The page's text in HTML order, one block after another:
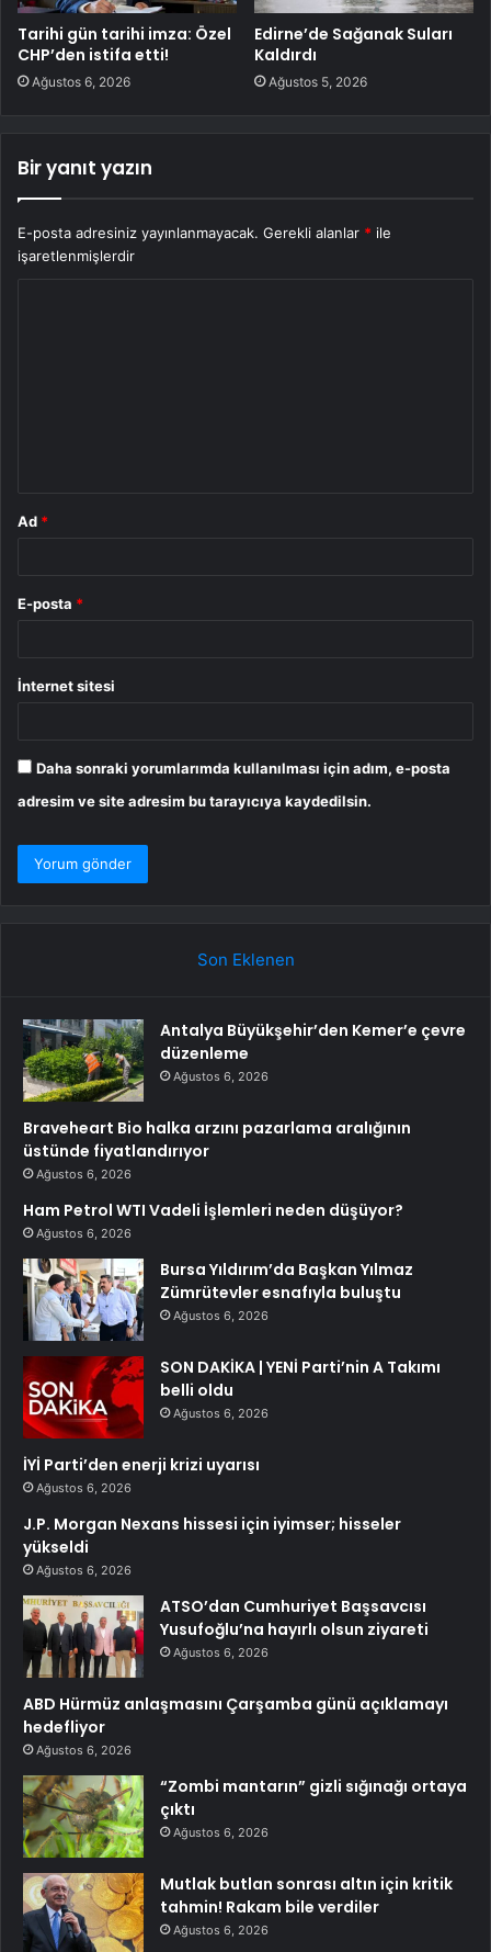
Tarihi gün tarihi imza: Özel
CHP’den istifa etti!
Ağustos 6, 2026
Edirne’de Sağanak Suları
Kaldırdı
Ağustos 5, 2026
Bir yanıt yazın
E-posta adresiniz yayınlanmayacak. Gerekli alanlar * ile
işaretlenmişlerdir
Ad *
E-posta *
İnternet sitesi
Daha sonraki yorumlarımda kullanılması için adım, e-posta
adresim ve site adresim bu tarayıcıya kaydedilsin.
Son Eklenen
Antalya Büyükşehir’den Kemer’e çevre
düzenleme
Ağustos 6, 2026
Braveheart Bio halka arzını pazarlama aralığının
üstünde fiyatlandırıyor
Ağustos 6, 2026
Ham Petrol WTI Vadeli İşlemleri neden düşüyor?
Ağustos 6, 2026
Bursa Yıldırım’da Başkan Yılmaz
Zümrütevler esnafıyla buluştu
Ağustos 6, 2026
SON DAKİKA | YENİ Parti’nin A Takımı
belli oldu
Ağustos 6, 2026
İYİ Parti’den enerji krizi uyarısı
Ağustos 6, 2026
J.P. Morgan Nexans hissesi için iyimser; hisseler
yükseldi
Ağustos 6, 2026
ATSO’dan Cumhuriyet Başsavcısı
Yusufoğlu’na hayırlı olsun ziyareti
Ağustos 6, 2026
ABD Hürmüz anlaşmasını Çarşamba günü açıklamayı
hedefliyor
Ağustos 6, 2026
“Zombi mantarın” gizli sığınağı ortaya
çıktı
Ağustos 6, 2026
Mutlak butlan sonrası altın için kritik
tahmin! Rakam bile verdiler
Ağustos 6, 2026